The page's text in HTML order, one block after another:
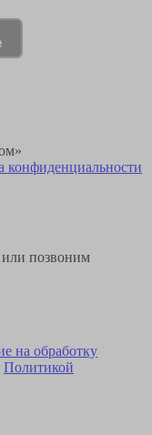
конфиденциальности
позвоним
на обработку
Политикой